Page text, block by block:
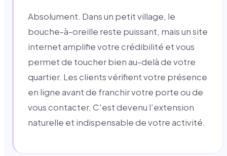
Absolument. Dans un petit village, le
bouche-à-oreille reste puissant, mais un site
internet amplifie votre crédibilité et vous
permet de toucher bien au-delà de votre
quartier. Les clients vérifient votre présence
en ligne avant de franchir votre porte ou de
vous contacter. C'est devenu l'extension
naturelle et indispensable de votre activité.